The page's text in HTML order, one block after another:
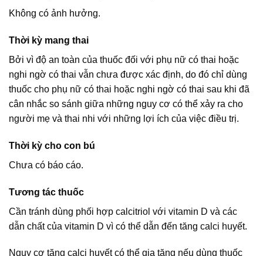
Không có ảnh hưởng.
Thời kỳ mang thai
Bởi vì độ an toàn của thuốc đối với phụ nữ có thai hoặc
nghi ngờ có thai vẫn chưa được xác định, do đó chỉ dùng
thuốc cho phụ nữ có thai hoặc nghi ngờ có thai sau khi đã
cân nhắc so sánh giữa những nguy cơ có thể xảy ra cho
người mẹ và thai nhi với những lợi ích của việc điều trị.
Thời kỳ cho con bú
Chưa có báo cáo.
Tương tác thuốc
Cần tránh dùng phối hợp calcitriol với vitamin D và các
dẫn chất của vitamin D vì có thể dẫn đến tăng calci huyết.
Nguy cơ tăng calci huyết có thể gia tăng nếu dùng thuốc